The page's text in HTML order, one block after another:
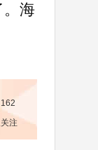
。海
注